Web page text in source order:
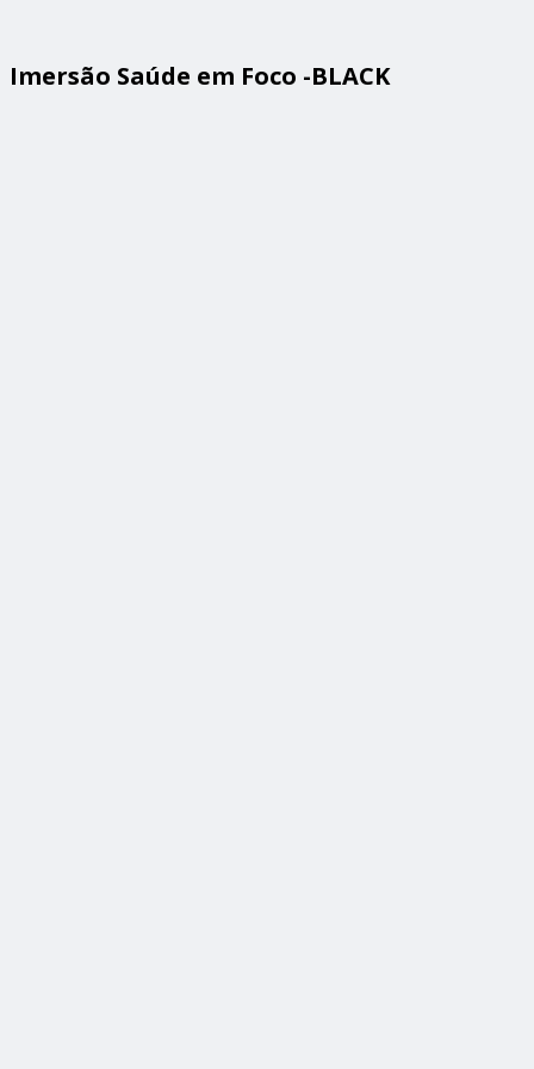
Imersão Saúde em Foco -BLACK